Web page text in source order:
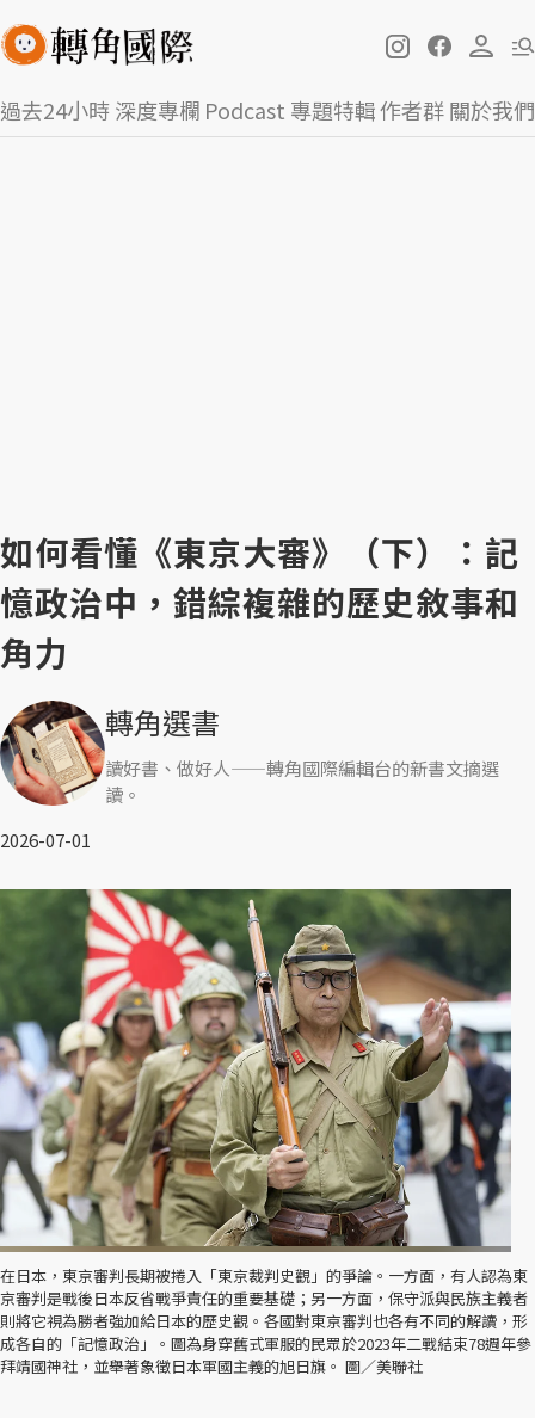
過去24小時深度專欄 Podcast 專題特輯作者群關於我們
如何看懂《東京大審》（下）：記
憶政治中，錯綜複雜的歷史敘事和
角力
轉角選書
讀好書、做好人——轉角國際編輯台的新書文摘選
讀。
2026-07-01
在日本，東京審判長期被捲入「東京裁判史觀」的爭論。一方面，有人認為東
京審判是戰後日本反省戰爭責任的重要基礎；另一方面，保守派與民族主義者
則將它視為勝者強加給日本的歷史觀。各國對東京審判也各有不同的解讀，形
成各自的「記憶政治」。圖為身穿舊式軍服的民眾於2023年二戰結束78週年參
拜靖國神社，並舉著象徵日本軍國主義的旭日旗。 圖／美聯社